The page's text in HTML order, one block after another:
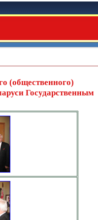
(общественного)
Государственным